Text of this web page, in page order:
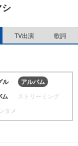
t
TV出演 歌詞
ル
アルバム
ム ストリーミング
タメ